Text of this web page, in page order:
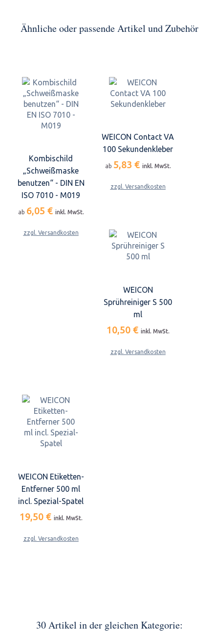
Ähnliche oder passende Artikel und Zubehör
Kombischild
„Schweißmaske
benutzen“ - DIN EN
ISO 7010 - M019
ab 6,05 € inkl. MwSt.
zzgl. Versandkosten
WEICON Contact VA
100 Sekundenkleber
ab 5,83 € inkl. MwSt.
zzgl. Versandkosten
WEICON
Sprühreiniger S 500
ml
10,50 € inkl. MwSt.
zzgl. Versandkosten
WEICON Etiketten-
Entferner 500 ml
incl. Spezial-Spatel
19,50 € inkl. MwSt.
zzgl. Versandkosten
30 Artikel in der gleichen Kategorie: